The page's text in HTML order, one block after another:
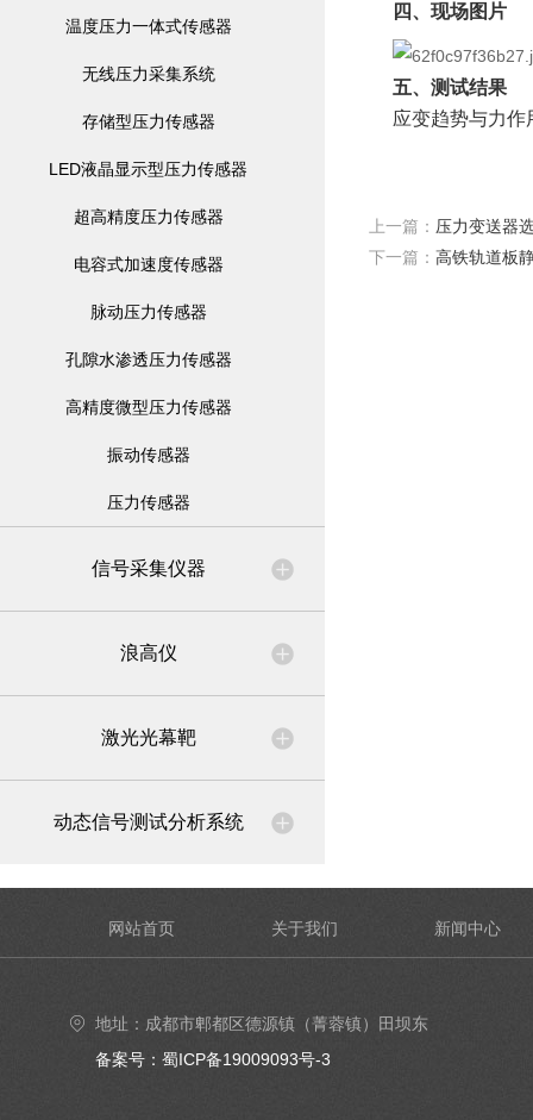
温度压力一体式传感器
无线压力采集系统
存储型压力传感器
LED液晶显示型压力传感器
超高精度压力传感器
电容式加速度传感器
脉动压力传感器
孔隙水渗透压力传感器
高精度微型压力传感器
振动传感器
压力传感器
信号采集仪器
浪高仪
激光光幕靶
动态信号测试分析系统
四、现场图片
五、测试结果
应变趋势与力
上一篇： 压力变送器
下一篇： 高铁轨道板
网站首页 关于我们 新闻中心
地址：成都市郫都区德源镇（菁蓉镇）田坝东
街6号4楼402号室
备案号：蜀ICP备19009093号-3